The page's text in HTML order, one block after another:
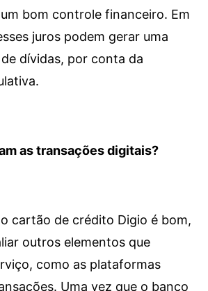
bom controle financeiro. Em
juros podem gerar uma
de dívidas, por conta da
as transações digitais?
cartão de crédito Digio é bom,
outros elementos que
como as plataformas
Uma vez que o banco